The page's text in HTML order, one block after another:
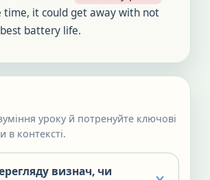
time, it could get away with not
battery life.
уроку й потренуйте ключові
в контексті.
визнач, чи